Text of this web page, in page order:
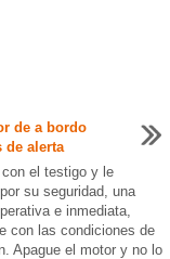
de a bordo
de alerta
el testigo y le
su seguridad, una
e inmediata,
con las condiciones de
Apague el motor y no lo